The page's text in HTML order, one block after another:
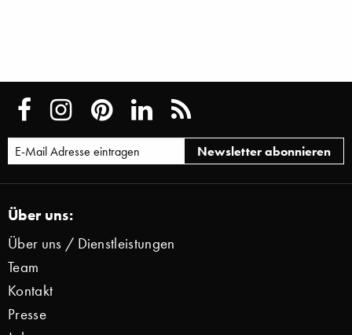
Über uns:
Über uns / Dienstleistungen
Team
Kontakt
Presse